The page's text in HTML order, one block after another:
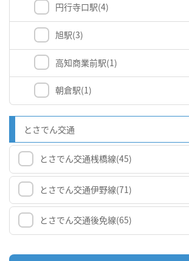
円行寺口駅(4)
旭駅(3)
高知商業前駅(1)
朝倉駅(1)
とさでん交通
とさでん交通桟橋線(45)
とさでん交通伊野線(71)
とさでん交通後免線(65)